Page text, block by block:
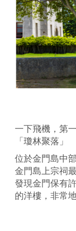
一下飛機，第
「瓊林聚落」
位於金門島中
金門島上宗祠
發現金門保有
的洋樓，非常